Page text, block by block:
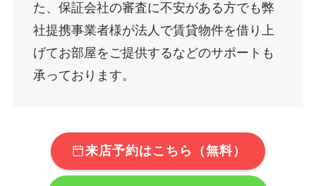
た、保証会社の審査に不安がある方でも弊
社提携事業者様が法人で賃貸物件を借り上
げてお部屋をご提供するなどのサポートも
承っております。
来店予約はこちら（無料）